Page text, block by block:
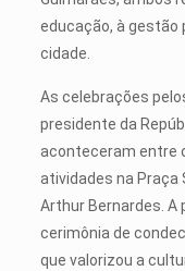
educação, à gestão
cidade.
As celebrações
presidente da
aconteceram entre
atividades na Praça
Arthur Bernardes. A
cerimônia de
que valorizou a